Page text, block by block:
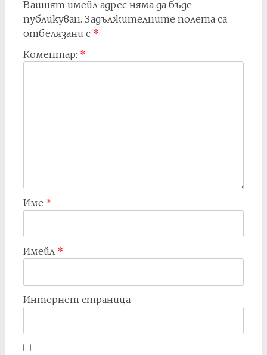
Вашият имейл адрес няма да бъде
публикуван. Задължителните полета са
отбелязани с *
Коментар: *
Име *
Имейл *
Интернет страница